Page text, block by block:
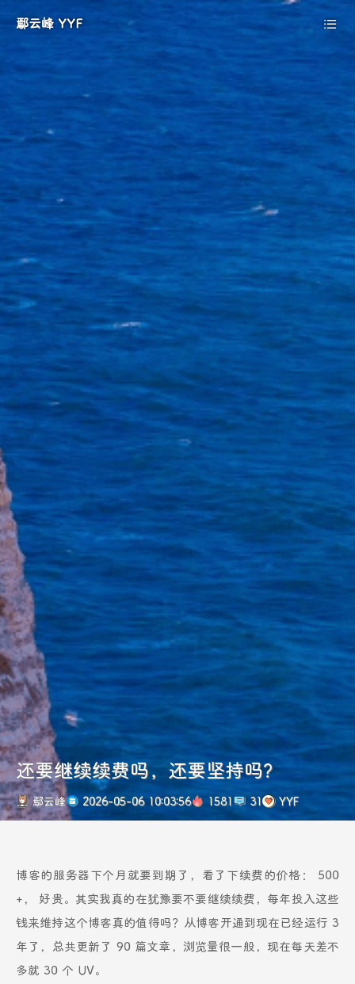
鄢云峰 YYF
还要继续续费吗，还要坚持吗？
鄢云峰 2026-05-06 10:03:56 1581 31 YYF
博客的服务器下个月就要到期了，看了下续费的价格： 500
+， 好贵。其实我真的在犹豫要不要继续续费，每年投入这些
钱来维持这个博客真的值得吗？从博客开通到现在已经运行 3
年了，总共更新了 90 篇文章，浏览量很一般，现在每天差不
多就 30 个 UV。